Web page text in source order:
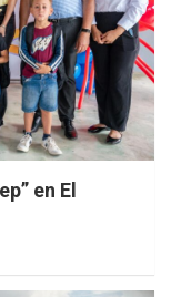
en El